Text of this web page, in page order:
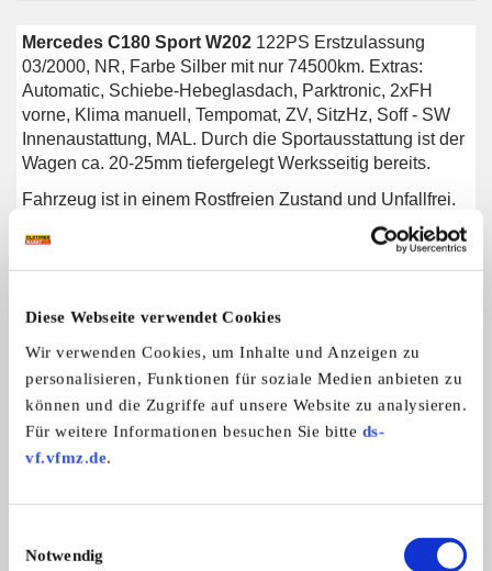
Diese Webseite verwendet Cookies
Wir verwenden Cookies, um Inhalte und Anzeigen zu
personalisieren, Funktionen für soziale Medien anbieten zu
können und die Zugriffe auf unsere Website zu analysieren.
Für weitere Informationen besuchen Sie bitte ds-
vf.vfmz.de.
Notwendig
Mercedes C180 Sport W202 122PS Erstzulassung
03/2000, NR, Farbe Silber mit nur 74500km. Extras:
Automatic, Schiebe-Hebeglasdach, Parktronic, 2xFH
vorne, Klima manuell, Tempomat, ZV, SitzHz, Soff - SW
Innenaustattung, MAL. Durch die Sportausstattung ist der
Wagen ca. 20-25mm tiefergelegt Werksseitig bereits.
Fahrzeug ist in einem Rostfreien Zustand und Unfallfrei.
Fahrzeug wird mit Saison Kennzeichen von März -
September seit dem Kauf vor 24,5 Jahren von einem
Werksangehörigen gefahren. Fahrzeug ist zugelassen,
Weitere Anzeigen dieses Anbieters
ALLE ANZEIGEN